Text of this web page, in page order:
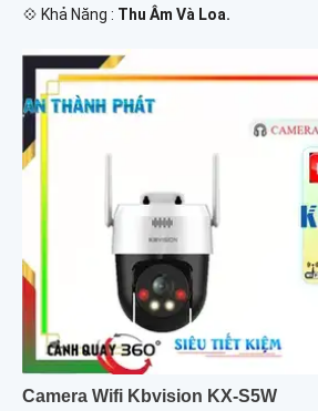
️💠 Khả Năng : Thu Âm Và Loa.
Camera Wifi Kbvision KX-S5W